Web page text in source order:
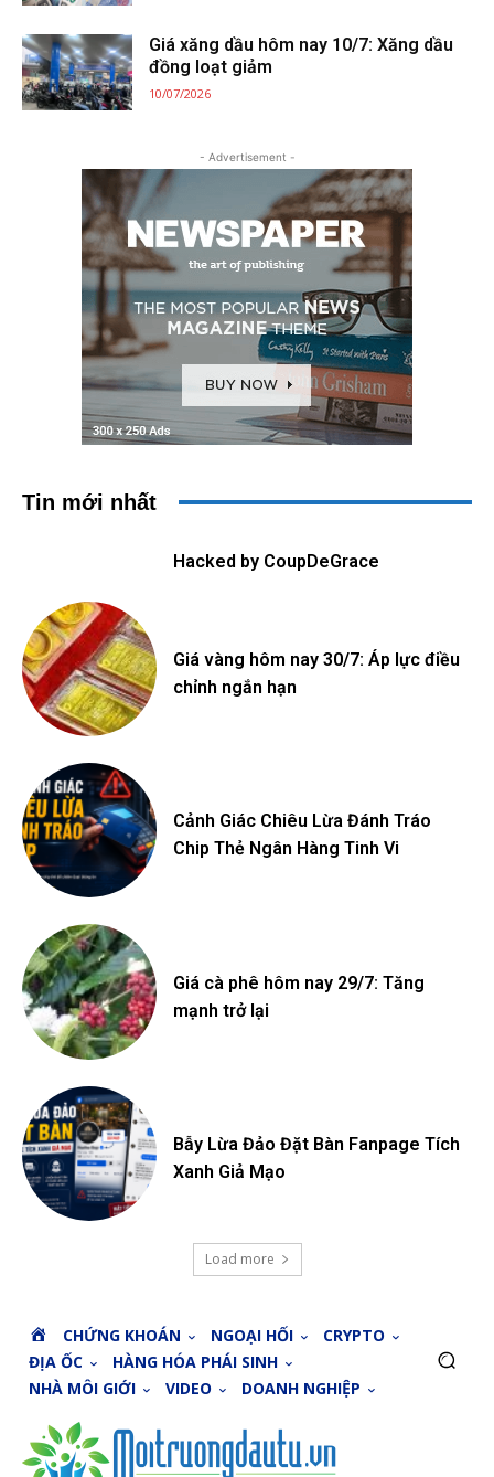
Giá xăng dầu hôm nay 10/7: Xăng dầu
đồng loạt giảm
10/07/2026
- Advertisement -
Tin mới nhất
Hacked by CoupDeGrace
Giá vàng hôm nay 30/7: Áp lực điều
chỉnh ngắn hạn
Cảnh Giác Chiêu Lừa Đánh Tráo
Chip Thẻ Ngân Hàng Tinh Vi
Giá cà phê hôm nay 29/7: Tăng
mạnh trở lại
Bẫy Lừa Đảo Đặt Bàn Fanpage Tích
Xanh Giả Mạo
Load more
O
M
CHỨNG KHOÁN NGOẠI HỐI
CRYPTO
ĐỊA ỐC
HÀNG HÓA PHÁI SINH
NHÀ MÔI GIỚI
VIDEO DOANH NGHIỆP